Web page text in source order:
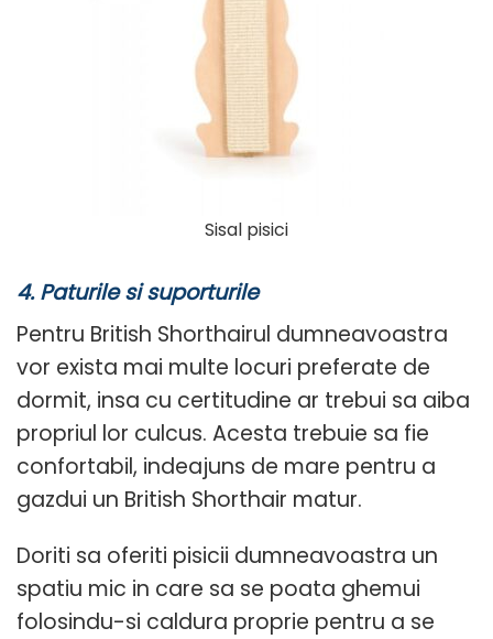
Sisal pisici
4.Paturile si suporturile
Pentru British Shorthairul dumneavoastra
vor exista mai multe locuri preferate de
dormit, insa cu certitudine ar trebui sa aiba
propriul lor culcus. Acesta trebuie sa fie
confortabil, indeajuns de mare pentru a
gazdui un British Shorthair matur.
Doriti sa oferiti pisicii dumneavoastra un
spatiu mic in care sa se poata ghemui
folosindu-si caldura proprie pentru a se